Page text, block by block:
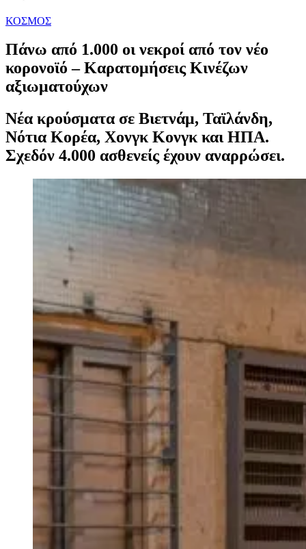
ΚΟΣΜΟΣ
Πάνω από 1.000 οι νεκροί από τον νέο
κορονοϊό – Καρατομήσεις Κινέζων
αξιωματούχων
Νέα κρούσματα σε Βιετνάμ, Ταϊλάνδη,
Νότια Κορέα, Χονγκ Κονγκ και ΗΠΑ.
Σχεδόν 4.000 ασθενείς έχουν αναρρώσει.